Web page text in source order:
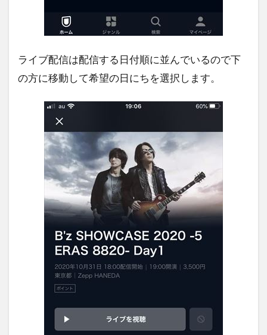
ライブ配信は配信する日付順に並んでいるので下
の方に移動して希望の日にちを選択します。